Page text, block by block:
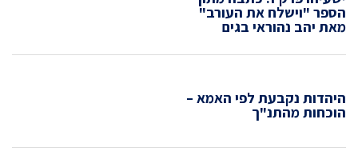
הספר "וישלח את העורב"
מאת יהב נהוראי בגים
היהדות נקבעת לפי האמא –
הוכחות מהתנ"ך